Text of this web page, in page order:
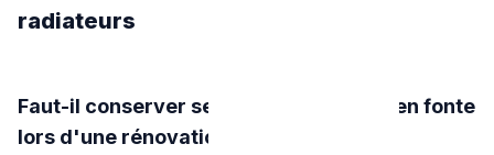
radiateurs
Faut-il conserver ses vieux radiateurs en fonte
lors d'une rénovation ?